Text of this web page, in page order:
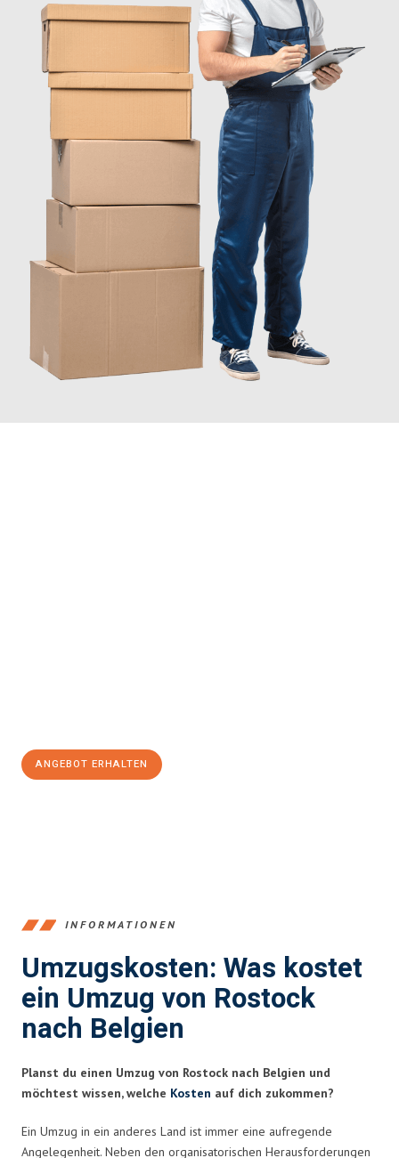
ANGEBOT ERHALTEN
INFORMATIONEN
Umzugskosten: Was kostet
ein Umzug von Rostock
nach Belgien
Planst du einen Umzug von Rostock nach Belgien und
möchtest wissen, welche Kosten auf dich zukommen?
Ein Umzug in ein anderes Land ist immer eine aufregende
Angelegenheit. Neben den organisatorischen Herausforderungen